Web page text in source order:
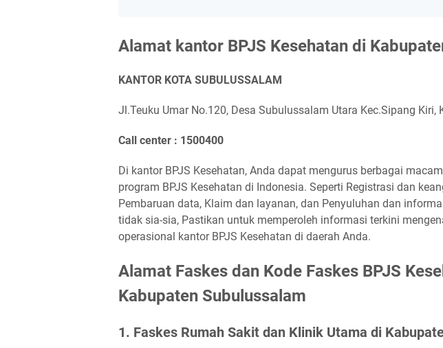
Alamat kantor BPJS Kesehatan di
KANTOR KOTA SUBULUSSALAM
Jl.Teuku Umar No.120, Desa Subulussalam Utara Kec.Sipang Kiri,
Call center : 1500400
Di kantor BPJS Kesehatan, Anda dapat mengurus berbagai
program BPJS Kesehatan di Indonesia. Seperti Registrasi dan
Pembaruan data, Klaim dan layanan, dan Penyuluhan dan
tidak sia-sia, Pastikan untuk memperoleh informasi terkini
operasional kantor BPJS Kesehatan di daerah Anda.
Alamat Faskes dan Kode Faskes BPJS
Kabupaten Subulussalam
1. Faskes Rumah Sakit dan Klinik Utama di